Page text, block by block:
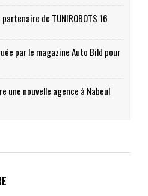
de TUNIROBOTS 16
par le magazine Auto Bild pour
une nouvelle agence à Nabeul